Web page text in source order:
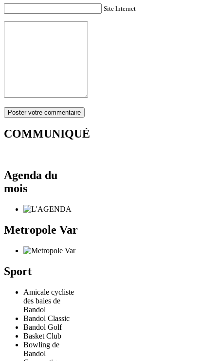
Site Internet
COMMUNIQUÉ
Agenda du
mois
Metropole Var
Sport
Amicale cycliste
des baies de
Bandol
Bandol Classic
Bandol Golf
Basket Club
Bowling de
Bandol